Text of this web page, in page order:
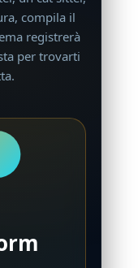
compila il
registrerà
per trovarti